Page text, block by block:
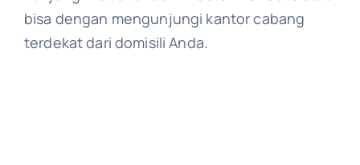
bisa dengan mengunjungi kantor cabang
terdekat dari domisili Anda.